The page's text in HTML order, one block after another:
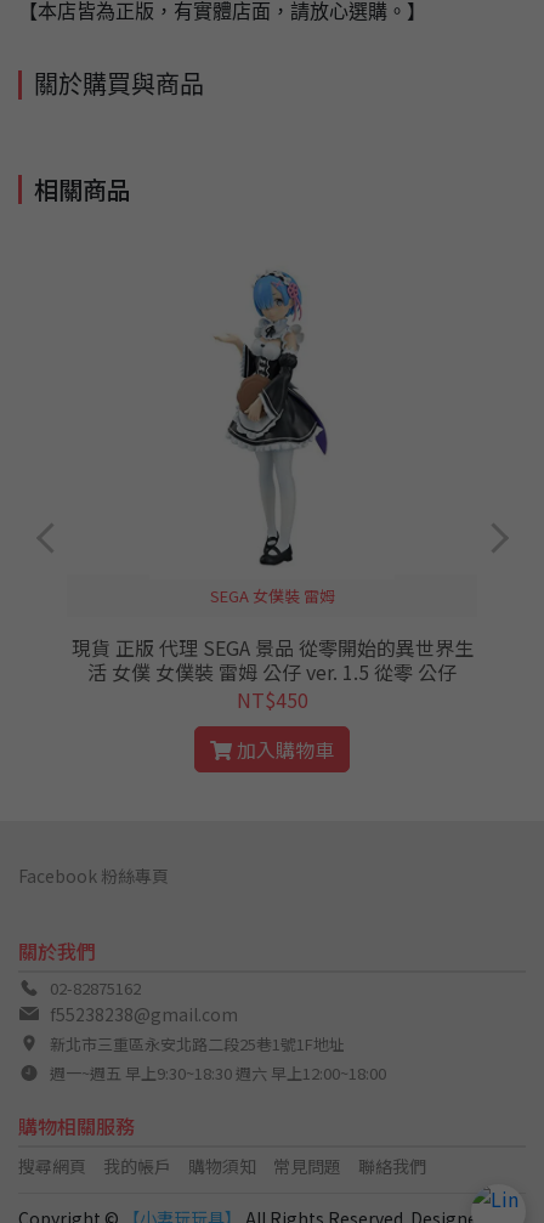
【本店皆為正版，有實體店面，請放心選購。】
關於購買與商品
相關商品
SEGA 女僕裝 雷姆
現貨 正版 代理 SEGA 景品 從零開始的異世界生
活 女僕 女僕裝 雷姆 公仔 ver. 1.5 從零 公仔
NT$450
加入購物車
關於我們
02-82875162
f55238238@gmail.com
新北市三重區永安北路二段25巷1號1F地址
週一~週五 早上9:30~18:30 週六 早上12:00~18:00
購物相關服務
搜尋網頁 我的帳戶 購物須知 常見問題 聯絡我們
Facebook 粉絲專頁